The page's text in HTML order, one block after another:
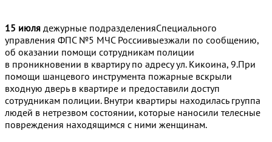
15 июля дежурные подразделенияСпециального
управления ФПС №5 МЧС Россиивыезжали по сообщению,
об оказании помощи сотрудникам полиции
в проникновении в квартиру по адресу ул. Кикоина, 9.При
помощи шанцевого инструмента пожарные вскрыли
входную дверь в квартире и предоставили доступ
сотрудникам полиции. Внутри квартиры находилась группа
людей в нетрезвом состоянии, которые наносили телесные
повреждения находящимся с ними женщинам.